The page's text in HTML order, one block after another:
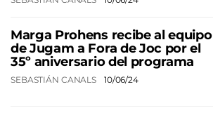
Marga Prohens recibe al equipo
de Jugam a Fora de Joc por el
35º aniversario del programa
SEBASTIÁN CANALS 10/06/24